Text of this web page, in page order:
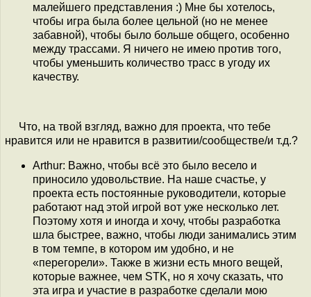
малейшего представления :) Мне бы хотелось,
чтобы игра была более цельной (но не менее
забавной), чтобы было больше общего, особенно
между трассами. Я ничего не имею против того,
чтобы уменьшить количество трасс в угоду их
качеству.
Что, на твой взгляд, важно для проекта, что тебе
нравится или не нравится в развитии/сообществе/и т.д.?
Arthur: Важно, чтобы всё это было весело и
приносило удовольствие. На наше счастье, у
проекта есть постоянные руководители, которые
работают над этой игрой вот уже несколько лет.
Поэтому хотя и иногда и хочу, чтобы разработка
шла быстрее, важно, чтобы люди занимались этим
в том темпе, в котором им удобно, и не
«перегорели». Также в жизни есть много вещей,
которые важнее, чем STK, но я хочу сказать, что
эта игра и участие в разработке сделали мою